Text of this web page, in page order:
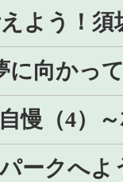
えよう！
に向かっ
慢（4）
ークへよ